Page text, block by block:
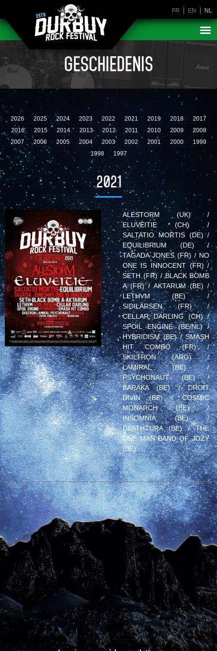
FR EN NL
GESCHIEDENIS
2026 2025 2024 2023 2022 2021 2019 2018
2017
2016
2015 2014 2013 2012 2011 2010 2009
2008
2007
2006 2005 2004 2003 2002 2001 2000
1999
1998
1997
2021
ALESTORM (UK) /
ELUVEITIE (CH) /
SALTATIO MORTIS (DE) /
EQUILIBRIUM (DE) /
TAGADA JONES (FR) / NO
ONE IS INNOCENT (FR) /
SETH (FR) / BLACK BOMB
A (FR) / AKTARUM (BE) /
LETHVM (BE) /
SIDILARSEN (FR) /
CELLAR DARLING (CH) /
SPOIL ENGINE (BE/NL) /
HYBRIDISM (BE) / SMASH
HIT COMBO (FR) /
SKILTRON (ARG) /
LAMIRAL (BE) /
PSYCHONAUT (BE) /
BARAKA (BE) / DROIT
DIVIN (BE) / COSMIC
MONARCH (BE) /
INSOMNIA (BE) /
DEATHTURA (BE) / THE
ONE MAN BAND OF JOZY
(BE)